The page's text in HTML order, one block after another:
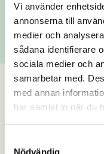
Vi använder
annonserna till
medier och
sådana identifierare
sociala medier och
samarbetar med.
med annan
har samlat in när du
Nödvändig
Skicka
Till salu